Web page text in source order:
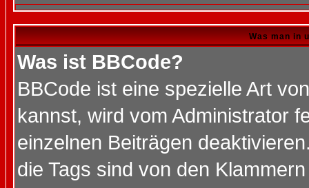
Was man in
Was ist BBCode?
BBCode ist eine spezielle Art
kannst, wird vom Administrator
einzelnen Beiträgen
die Tags sind von den